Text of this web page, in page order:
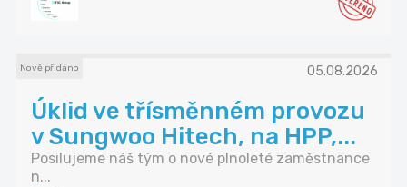
Nově přidáno 05.08.2026
Úklid ve třísměnném provozu
v Sungwoo Hitech, na HPP,...
Posilujeme náš tým o nové plnoleté zaměstnance
n...